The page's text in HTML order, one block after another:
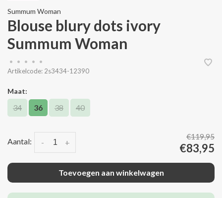
Summum Woman
Blouse blury dots ivory
Summum Woman
• • • •
•
Artikelcode: 2s3434-12390
Maat:
34 36 38 40
Aantal: +
-
€119,95
€83,95
Toevoegen aan winkelwagen